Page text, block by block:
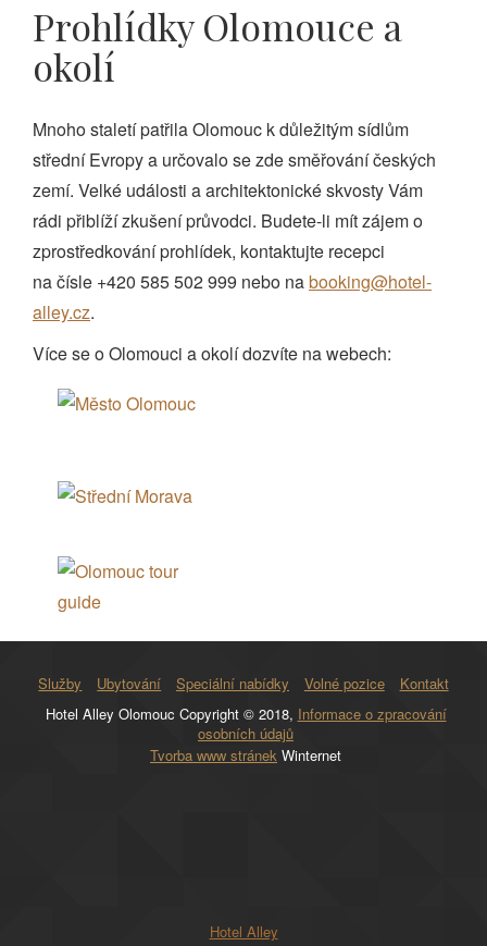
Prohlídky Olomouce a
okolí
Mnoho staletí patřila Olomouc k důležitým sídlům
střední Evropy a určovalo se zde směřování českých
zemí. Velké události a architektonické skvosty Vám
rádi přiblíží zkušení průvodci. Budete-li mít zájem o
zprostředkování prohlídek, kontaktujte recepci
na čísle +420 585 502 999 nebo nabooking@hotel-
alley.cz.
Více se o Olomouci a okolí dozvíte na webech:
Služby Ubytování Speciální nabídky Volné pozice
Kontakt
Hotel Alley Olomouc Copyright © 2018, Informace o zpracování
osobních údajů
Tvorba www stránek Winternet
Hotel Alley